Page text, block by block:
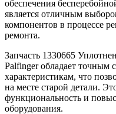
обеспечения
является отличным
компонентов в процессе
ремонта.
Запчасть 1330665
Palfinger обладает точным
характеристикам, что
на месте старой детали.
функциональность и
оборудования.